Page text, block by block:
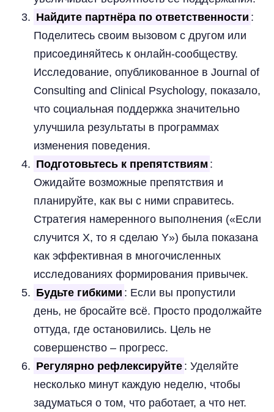
Найдите партнёра по ответственности :
Поделитесь своим вызовом с другом или
присоединяйтесь к онлайн-сообществу.
Исследование, опубликованное в Journal of
Consulting and Clinical Psychology, показало,
что социальная поддержка значительно
улучшила результаты в программах
изменения поведения.
Подготовьтесь к препятствиям :
Ожидайте возможные препятствия и
планируйте, как вы с ними справитесь.
Стратегия намеренного выполнения («Если
случится X, то я сделаю Y») была показана
как эффективная в многочисленных
исследованиях формирования привычек.
Будьте гибкими : Если вы пропустили
день, не бросайте всё. Просто продолжайте
оттуда, где остановились. Цель не
совершенство – прогресс.
Регулярно рефлексируйте : Уделяйте
несколько минут каждую неделю, чтобы
задуматься о том, что работает, а что нет.